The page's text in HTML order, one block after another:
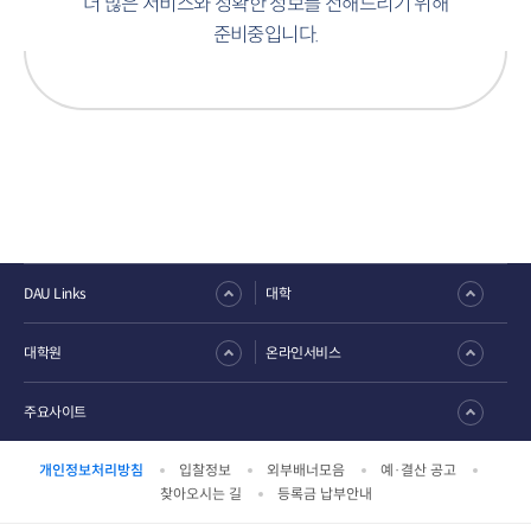
준비중입니다.
개인정보처리방침 입찰정보 외부배너모음
예·결산 공고
찾아오시는 길
등록금 납부안내
DAU Links 대학
대학원 온라인서비스
주요사이트